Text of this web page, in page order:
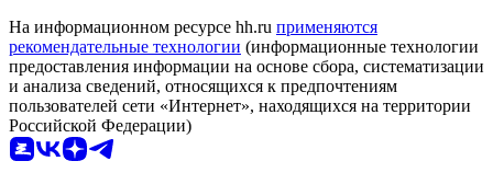
На информационном ресурсе hh.ru применяются
рекомендательные технологии (информационные технологии
предоставления информации на основе сбора, систематизации
и анализа сведений, относящихся к предпочтениям
пользователей сети «Интернет», находящихся на территории
Российской Федерации)